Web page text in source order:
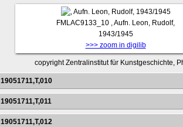
FMLAC9133_10 , Aufn. Leon, Rudolf,
1943/1945
>>> zoom in digilib
copyright Zentralinstitut für Kunstgeschichte,
19051711,T,010
19051711,T,011
19051711,T,012